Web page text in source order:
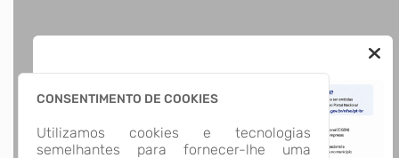
CONSENTIMENTO DE COOKIES
Utilizamos cookies e tecnologias
semelhantes para fornecer-lhe uma